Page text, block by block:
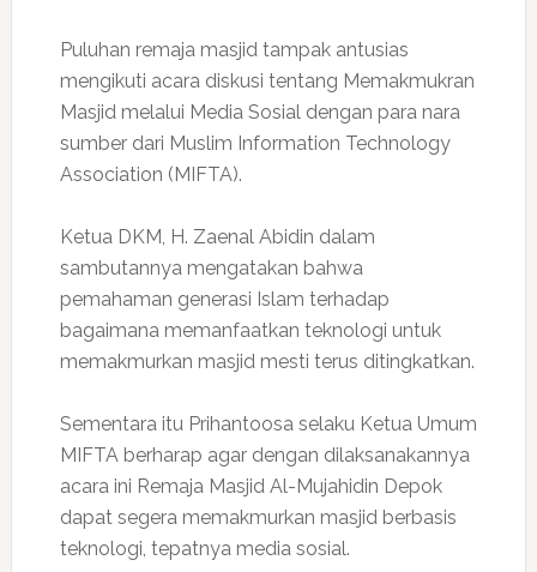
Puluhan remaja masjid tampak antusias
mengikuti acara diskusi tentang Memakmukran
Masjid melalui Media Sosial dengan para nara
sumber dari Muslim Information Technology
Association (MIFTA).
Ketua DKM, H. Zaenal Abidin dalam
sambutannya mengatakan bahwa
pemahaman generasi Islam terhadap
bagaimana memanfaatkan teknologi untuk
memakmurkan masjid mesti terus ditingkatkan.
Sementara itu Prihantoosa selaku Ketua Umum
MIFTA berharap agar dengan dilaksanakannya
acara ini Remaja Masjid Al-Mujahidin Depok
dapat segera memakmurkan masjid berbasis
teknologi, tepatnya media sosial.